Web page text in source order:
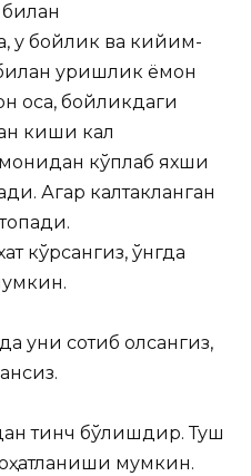
у бойлик ва кийим-
уришлик ёмон
оқса, бойликдаги
киши кал
кўплаб яхши
Агар калтакланган
кўрсангиз, ўнгда
уни сотиб олсангиз,
тинч бўлишдир. Туш
мумкин.